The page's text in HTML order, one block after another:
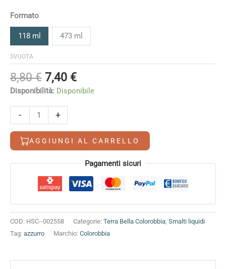
Formato
118 ml 473 ml
SVUOTA
8,80€ Il
prezzo
era:
8,80 €.
7,40 €Il
prezzo
Disponibilità: Disponibile
-
Danube
quantità
+
AGGIUNGI AL CARRELLO
Alternative: Pagamenti sicuri
COD: HSC--002558 Categorie: Terra Bella Colorobbia, Smalti liquidi
Tag: azzurro Marchio: Colorobbia